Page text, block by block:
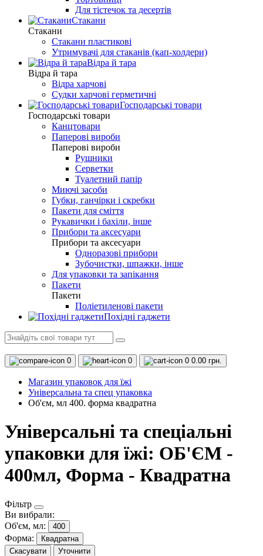
Для тістечок та десертів
Стакани
Стакани
Стакани пластикові
Утримувачі для стаканів (кап-холдери)
Відра й тара
Відра й тара
Відра харчові
Судки харчові герметичні
Господарські товари
Господарські товари
Канцтовари
Паперові вироби
Паперові вироби
Рушники
Серветки
Туалетний папір
Миючі засоби
Губки, ганчірки і скребки
Пакети для сміття
Рукавички і бахіли, інше
Прибори та аксесуари
Прибори та аксесуари
Одноразові прибори
Зубочистки, шпажки, інше
Для упаковки та запікання
Пакети
Пакети
Поліетиленові пакети
Похідні гаджети
0 0 0 0.00 грн.
Магазин упаковок для їжі
Універсальна та спец упаковка
Об'єм, мл 400. форма квадратна
Універсальні та спеціальні
упаковки для їжі: ОБ'ЄМ -
400мл, Форма - Квадратна
Фільтр
Ви вибрали:
Об'єм, мл:
400
Форма:
Квадратна
Скасувати
Уточнити